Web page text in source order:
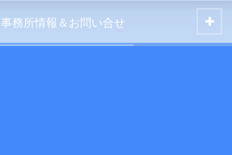
事務所情報＆お問い合せ